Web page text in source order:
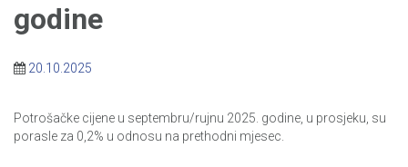
godine
20.10.2025
Potrošačke cijene u septembru/rujnu 2025. godine, u prosjeku, su
porasle za 0,2% u odnosu na prethodni mjesec.